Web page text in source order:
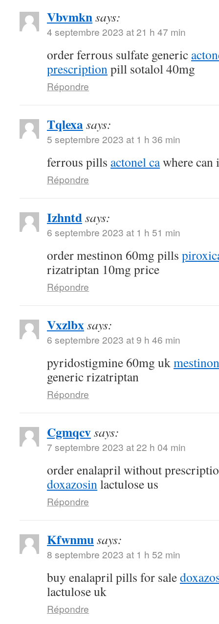
Vbvmknsays:
4 septembre 2023 at 21 h 47 min
order ferrous sulfate generic
prescriptionpill sotalol 40mg
Répondre
Tqlexasays:
5 septembre 2023 at 1 h 36 min
ferrous pills actonel cawhere can
Répondre
Izhntdsays:
6 septembre 2023 at 1 h 51 min
order mestinon 60mg pills
rizatriptan 10mg price
Répondre
Vxzlbxsays:
6 septembre 2023 at 9 h 46 min
pyridostigmine 60mg uk
generic rizatriptan
Répondre
Cgmqcvsays:
7 septembre 2023 at 22 h 04 min
order enalapril without
doxazosinlactulose us
Répondre
Kfwnmusays:
8 septembre 2023 at 1 h 52 min
buy enalapril pills for sale
lactulose uk
Répondre